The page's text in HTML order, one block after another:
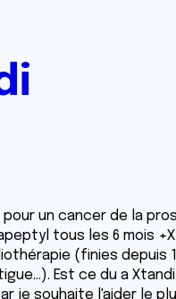
un cancer de la
tous les 6 mois
(finies
Est ce du a
je souhaite l'aider le